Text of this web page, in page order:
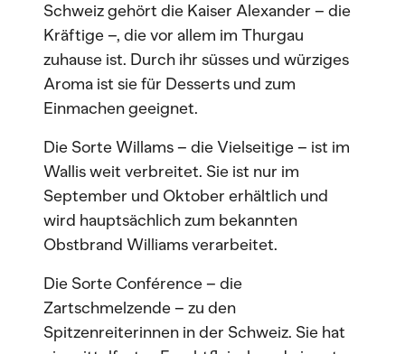
Schweiz gehört die Kaiser Alexander – die
Kräftige –, die vor allem im Thurgau
zuhause ist. Durch ihr süsses und würziges
Aroma ist sie für Desserts und zum
Einmachen geeignet.
Die Sorte Willams – die Vielseitige – ist im
Wallis weit verbreitet. Sie ist nur im
September und Oktober erhältlich und
wird hauptsächlich zum bekannten
Obstbrand Williams verarbeitet.
Die Sorte Conférence – die
Zartschmelzende – zu den
Spitzenreiterinnen in der Schweiz. Sie hat